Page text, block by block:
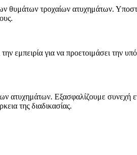
θυμάτων τροχαίων ατυχημάτων.
εμπειρία για να προετοιμάσει την
ατυχημάτων. Εξασφαλίζουμε
της διαδικασίας.